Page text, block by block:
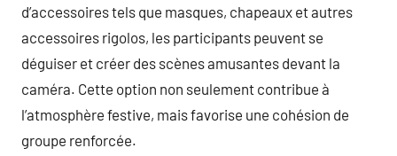
d’accessoires tels que masques, chapeaux et autres
accessoires rigolos, les participants peuvent se
déguiser et créer des scènes amusantes devant la
caméra. Cette option non seulement contribue à
l’atmosphère festive, mais favorise une cohésion de
groupe renforcée.